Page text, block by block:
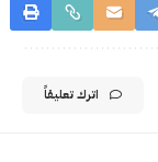
اترك تعليقاً